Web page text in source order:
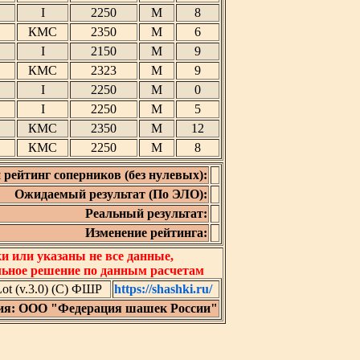
I 2250 М
8
КМС
2350 М
6
I
2150 М
9
КМС
2323 М
9
I
2250 М
0
I
2250 М
5
КМС
2350 М
12
КМС
2250 М
8
соперников (без нулевых):
Ожидаемый результат (По ЭЛО):
Реальный результат:
Изменение рейтинга:
или указаны не все данные,
решение по данным расчетам
(v.3.0) (C) ФШР
https://shashki.ru/
ООО "Федерация шашек России"